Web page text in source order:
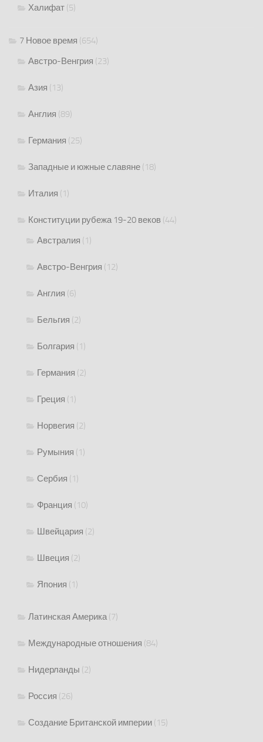
Халифат (5)
7 Новое время (654)
Австро-Венгрия (23)
Азия (13)
Англия (89)
Германия (25)
Западные и южные славяне (18)
Италия (1)
Конституции рубежа 19-20 веков (44)
Австралия (1)
Австро-Венгрия (12)
Англия (6)
Бельгия (2)
Болгария (1)
Германия (2)
Греция (1)
Норвегия (2)
Румыния (1)
Сербия (1)
Франция (10)
Швейцария (2)
Швеция (2)
Япония (1)
Латинская Америка(7)
Международные отношения (84)
Нидерланды (2)
Россия (26)
Создание Британской империи (15)